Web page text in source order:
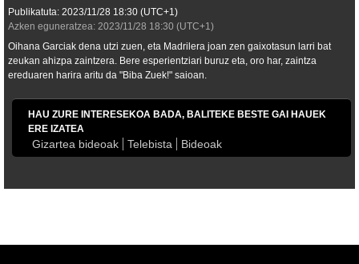
Publikatuta: 2023/11/28 18:30 (UTC+1)
Azken eguneratzea: 2023/11/28 18:30 (UTC+1)
Oihana Garciak dena utzi zuen, eta Madrilera joan zen gaixotasun larri bat
zeukan ahizpa zaintzera. Bere esperientziari buruz eta, oro har, zaintza
ereduaren harira aritu da "Biba Zuek!" saioan.
HAU ZURE INTERESEKOA BADA, BALITEKE BESTE GAI HAUEK
ERE IZATEA
Gizartea bideoak Telebista Bideoak